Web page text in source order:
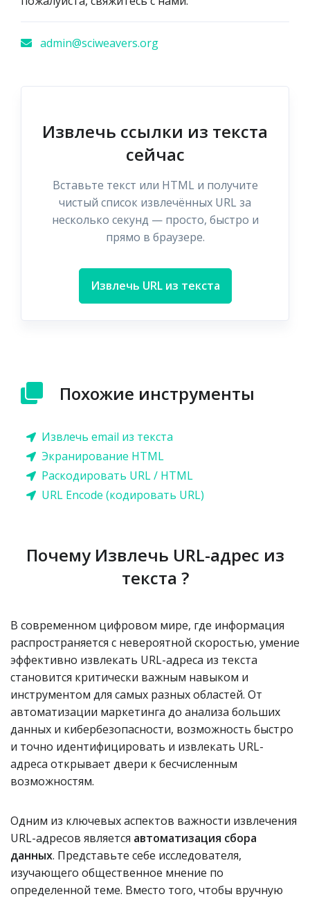
admin@sciweavers.org
Извлечь ссылки из текста
сейчас
Вставьте текст или HTML и получите
чистый список извлечённых URL за
несколько секунд — просто, быстро и
прямо в браузере.
Извлечь URL из текста
Похожие инструменты
Извлечь email из текста
Экранирование HTML
Раскодировать URL / HTML
URL Encode (кодировать URL)
Почему Извлечь URL-адрес из
текста ?
В современном цифровом мире, где информация
распространяется с невероятной скоростью, умение
эффективно извлекать URL-адреса из текста
становится критически важным навыком и
инструментом для самых разных областей. От
автоматизации маркетинга до анализа больших
данных и кибербезопасности, возможность быстро
и точно идентифицировать и извлекать URL-
адреса открывает двери к бесчисленным
возможностям.
Одним из ключевых аспектов важности извлечения
URL-адресов является автоматизация сбора
данных. Представьте себе исследователя,
изучающего общественное мнение по
определенной теме. Вместо того, чтобы вручную